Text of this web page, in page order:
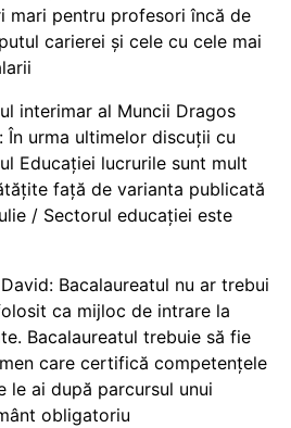
mari pentru profesori încă de
carierei și cele cu cele mai
interimar al Muncii Dragos
În urma ultimelor discuții cu
Educației lucrurile sunt mult
față de varianta publicată
/ Sectorul educației este
Bacalaureatul nu ar trebui
ca mijloc de intrare la
Bacalaureatul trebuie să fie
care certifică competențele
le ai după parcursul unui
obligatoriu